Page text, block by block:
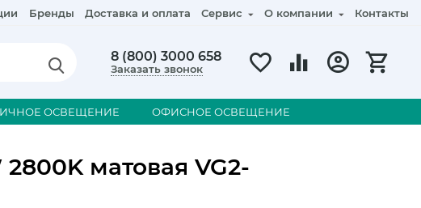
Бренды Доставка и оплата Сервис О компании Контакты
8 (800) 3000 658
Заказать звонок
ОСВЕЩЕНИЕ ОФИСНОЕ ОСВЕЩЕНИЕ
матовая VG2-